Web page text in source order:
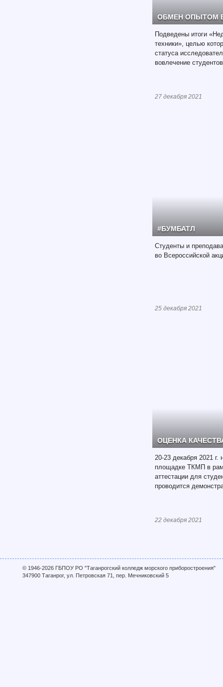
ОБМЕН ОПЫТОМ
Подведены итоги
техники», целью
статуса
вовлечение
27 декабря 2021
#БУМБАТЛ
Студенты и
во Всероссийской
25 декабря 2021
ОЦЕНКА
20-23 декабря 2021 г.
площадке ТКМП в
аттестации для
проводится
22 декабря 2021
© 1946-2026 ГБПОУ РО "Таганрогский колледж морского приборостроения"
347900 Таганрог, ул. Петровская 71, пер. Мечниковский 5